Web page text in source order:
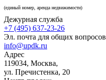
(единый номер, аренда недвижимости)
Дежурная служба
+7 (495) 637-23-26
Эл. почта для общих вопросов
info@updk.ru
Адрес
119034, Москва,
ул. Пречистенка, 20